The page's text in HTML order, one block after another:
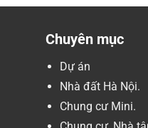
Chuyên mục
Dự án
Nhà đất Hà Nội.
Chung cư Mini.